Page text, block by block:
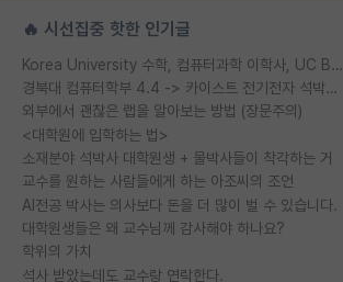
🔥 시선집중 핫한 인기글
Korea University 수학, 컴퓨터과학 이학사, UC Berkeley 산업공학 대학원 공학박사가 되는 것은 쉽지 않겠죠?
경북대 컴퓨터학부 4.4 -> 카이스트 전기전자 석박사통합과정 합격
외부에서 괜찮은 랩을 알아보는 방법 (장문주의)
<대학원에 입학하는 법>
소재분야 석박사 대학원생 + 물박사들이 착각하는 거
교수를 원하는 사람들에게 하는 아조씨의 조언
AI전공 박사는 의사보다 돈을 더 많이 벌 수 있습니다.
대학원생들은 왜 교수님께 감사해야 하나요?
학위의 가치
석사 받았는데도 교수랑 연락한다.